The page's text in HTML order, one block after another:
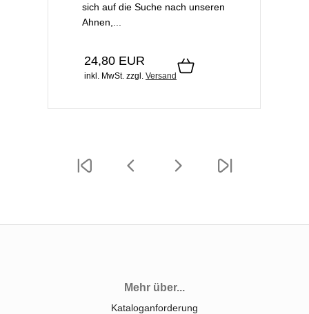
sich auf die Suche nach unseren
Ahnen,...
24,80 EUR
inkl. MwSt. zzgl. Versand
Mehr über...
Kataloganforderung